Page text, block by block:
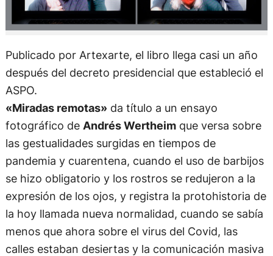
Publicado por Artexarte, el libro llega casi un año
después del decreto presidencial que estableció el
ASPO.
«Miradas remotas»da título a un ensayo
fotográfico de Andrés Wertheimque versa sobre
las gestualidades surgidas en tiempos de
pandemia y cuarentena, cuando el uso de barbijos
se hizo obligatorio y los rostros se redujeron a la
expresión de los ojos, y registra la protohistoria de
la hoy llamada nueva normalidad, cuando se sabía
menos que ahora sobre el virus del Covid, las
calles estaban desiertas y la comunicación masiva